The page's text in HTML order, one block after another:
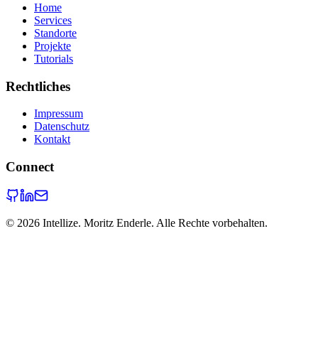
Home
Services
Standorte
Projekte
Tutorials
Rechtliches
Impressum
Datenschutz
Kontakt
Connect
© 2026 Intellize. Moritz Enderle. Alle Rechte vorbehalten.